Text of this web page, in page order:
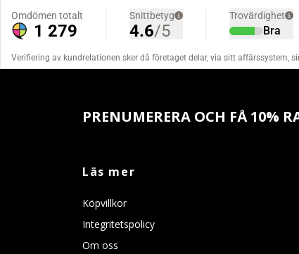
PRENUMERERA OCH FÅ 10%
Läs mer
Köpvillkor
Integritetspolicy
Om oss